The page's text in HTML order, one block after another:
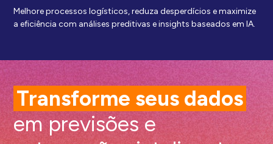
Melhore processos logísticos, reduza desperdícios e maximize
a eficiência com análises preditivas e insights baseados em IA.
Transforme seus dados
em previsões e